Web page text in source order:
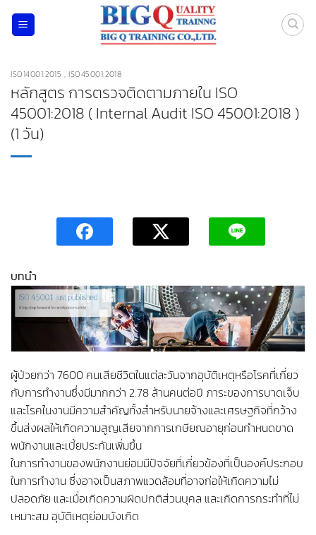
ISO14001:2015 , ISO45001:2018
หลักสูตร การตรวจติดตามภายใน ISO
45001:2018 ( Internal Audit ISO 45001:2018 )
(1 วัน)
บทนำ
ผู้ป่วยกว่า 7600 คนเสียชีวิตในแต่ละวันจากอุบัติเหตุหรือโรคที่เกี่ยว
กับการทำงานซึ่งมีมากกว่า 2.78 ล้านคนต่อปี ภาระของการบาดเจ็บ
และโรคในงานมีความสำคัญทั้งสำหรับนายจ้างและเศรษฐกิจที่กว้าง
ขึ้นส่งผลให้เกิดความสูญเสียจากการเกษียณอายุก่อนกำหนดขาด
พนักงานและเบี้ยประกันเพิ่มขึ้น
ในการทำงานของพนักงานย่อมมีปัจจัยที่เกี่ยวข้องที่เป็นองค์ประกอบ
ในการทำงาน ซึ่งอาจเป็นสภาพแวดล้อมที่อาจก่อให้เกิดความไม่
ปลอดภัย และเมื่อเกิดความผิดปกติส่วนบุคล และเกิดการกระทำที่ไม่
เหมาะสม อุบัติเหตุย่อมบังเกิด